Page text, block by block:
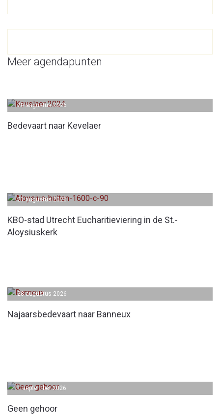
Meer agendapunten
Bedevaart naar Kevelaer
20 augustus 2026
KBO-stad Utrecht Eucharitieviering in de St.-
Aloysiuskerk
21 augustus 2026
Najaarsbedevaart naar Banneux
28 augustus 2026
Geen gehoor
1 september 2026